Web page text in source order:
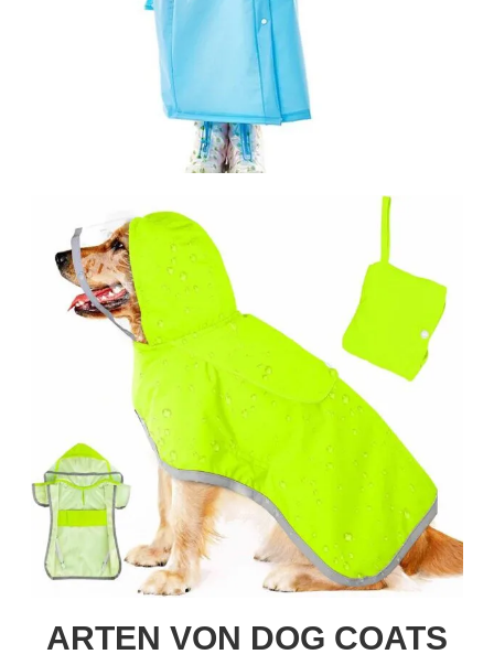
ARTEN VON DOG COATS